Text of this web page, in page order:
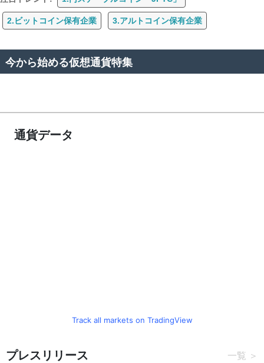
2.ビットコイン保有企業 3.アルトコイン保有企業
今から始める仮想通貨特集
通貨データ
Track all markets on TradingView
プレスリリース 一覧